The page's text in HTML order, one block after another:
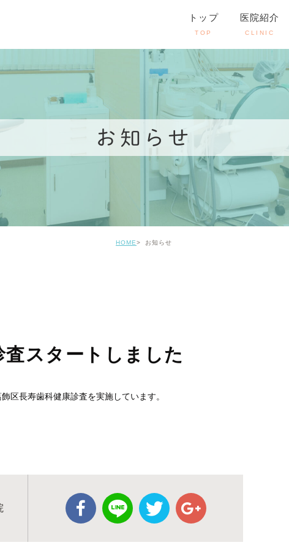
トップ
TOP
医院紹介
CLINIC
お知らせ
HOME お知らせ
スタートしました
区長寿歯科健康診査を実施しています。